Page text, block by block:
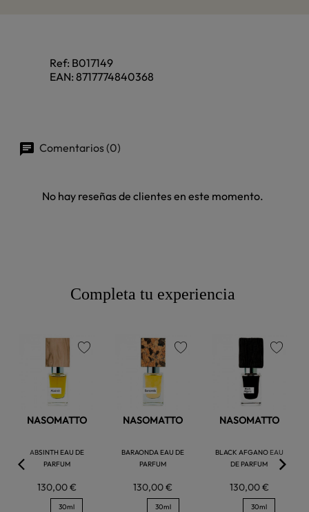
Ref: B017149
EAN: 8717774840368
Comentarios (0)
No hay reseñas de clientes en este momento.
Completa tu experiencia
NASOMATTO
ABSINTH EAU DE
PARFUM
130,00 €
30ml
NASOMATTO
BARAONDA EAU DE
PARFUM
130,00 €
30ml
NASOMATTO
BLACK AFGANO EAU
DE PARFUM
130,00 €
30ml